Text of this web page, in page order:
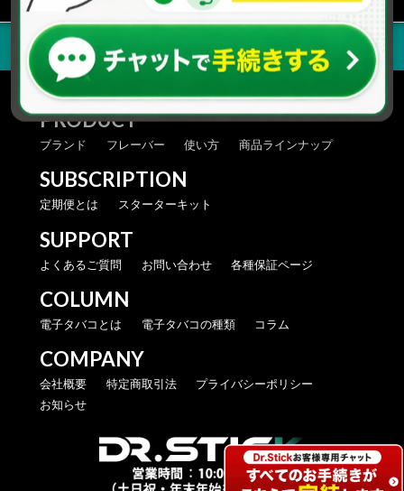
PRODUCT
ブランド フレーバー 使い方 商品ラインナップ
SUBSCRIPTION
定期便とは スターターキット
SUPPORT
よくあるご質問 お問い合わせ 各種保証ページ
COLUMN
電子タバコとは 電子タバコの種類 コラム
COMPANY
会社概要 特定商取引法
プライバシーポリシー
お知らせ